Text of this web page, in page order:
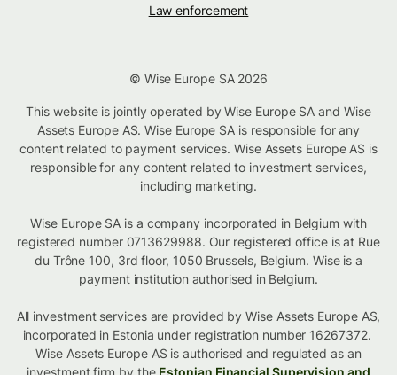
Law enforcement
© Wise Europe SA 2026
This website is jointly operated by Wise Europe SA and Wise
Assets Europe AS. Wise Europe SA is responsible for any
content related to payment services. Wise Assets Europe AS is
responsible for any content related to investment services,
including marketing.
Wise Europe SA is a company incorporated in Belgium with
registered number 0713629988. Our registered office is at Rue
du Trône 100, 3rd floor, 1050 Brussels, Belgium. Wise is a
payment institution authorised in Belgium.
All investment services are provided by Wise Assets Europe AS,
incorporated in Estonia under registration number 16267372.
Wise Assets Europe AS is authorised and regulated as an
investment firm by the Estonian Financial Supervision and